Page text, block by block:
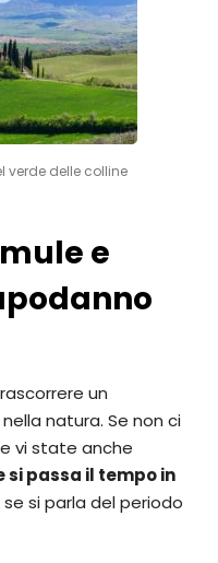
verde delle colline
e
un
natura. Se non ci
vi state anche
si passa il tempo in
si parla del periodo